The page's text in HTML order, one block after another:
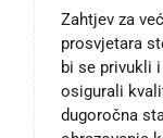
Zahtjev za
prosvjetara
bi se privukli
osigurali
dugoročna